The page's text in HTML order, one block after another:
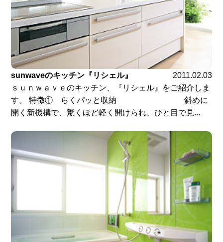
sunwaveのキッチン『リシェル』
2011.02.03
ｓｕｎｗａｖｅのキッチン、『リシェル』をご紹介しま
す。 特徴① らくパッと収納 斜めに
開く新機構で、驚くほど軽く開けられ、ひと目で見...